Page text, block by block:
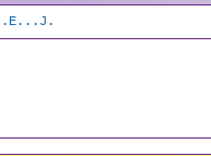
.E...J.